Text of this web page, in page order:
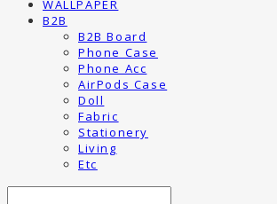
WALLPAPER
B2B
B2B Board
Phone Case
Phone Acc
AirPods Case
Doll
Fabric
Stationery
Living
Etc